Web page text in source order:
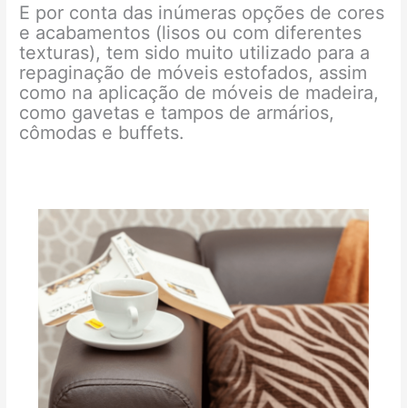
E por conta das inúmeras opções de cores
e acabamentos (lisos ou com diferentes
texturas), tem sido muito utilizado para a
repaginação de móveis estofados, assim
como na aplicação de móveis de madeira,
como gavetas e tampos de armários,
cômodas e buffets.